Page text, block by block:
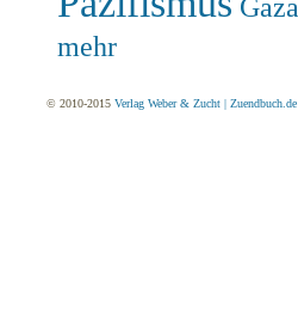
Gaza
mehr
© 2010-2015Verlag Weber & Zucht | Zuendbuch.de